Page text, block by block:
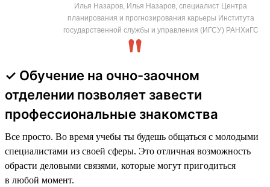
Илья Назаров, Илья Назаров, специалист Центра
планирования и прогнозирования карьеры Института
государственной службы и управления (ИГСУ) РАНХиГС
✓ Обучение на очно-заочном
отделении позволяет завести
профессиональные знакомства
Все просто. Во время учебы ты будешь общаться с молодыми
специалистами из своей сферы. Это отличная возможность
обрасти деловыми связями, которые могут пригодиться
в любой момент.